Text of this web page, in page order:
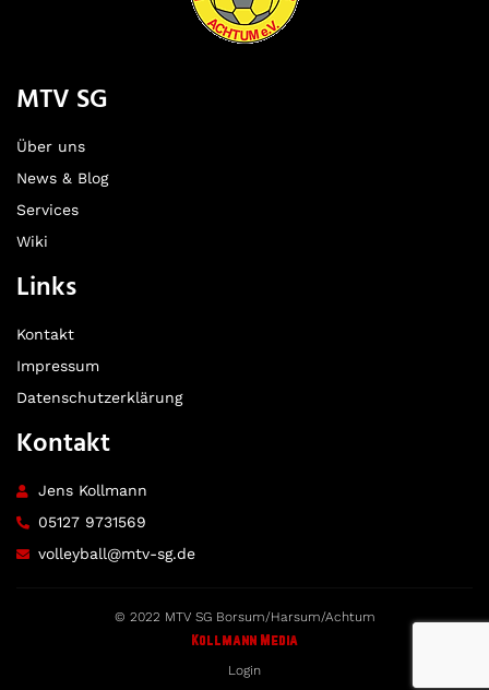
MTV SG
Über uns
News & Blog
Services
Wiki
Links
Kontakt
Impressum
Datenschutzerklärung
Kontakt
Jens Kollmann
05127 9731569
volleyball@mtv-sg.de
© 2022 MTV SG Borsum/Harsum/Achtum
Kollmann Media
Login